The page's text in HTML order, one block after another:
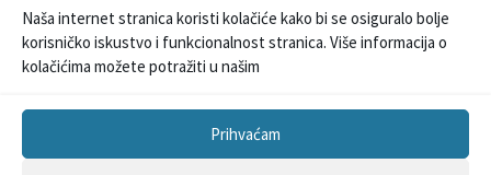
Naša internet stranica koristi kolačiće kako bi se osiguralo bolje
korisničko iskustvo i funkcionalnost stranica. Više informacija o
kolačićima možete potražiti u našim
Prihvaćam
Sva prava pridržana © 2021Prodaja balona i pribora za party| Izrada Web